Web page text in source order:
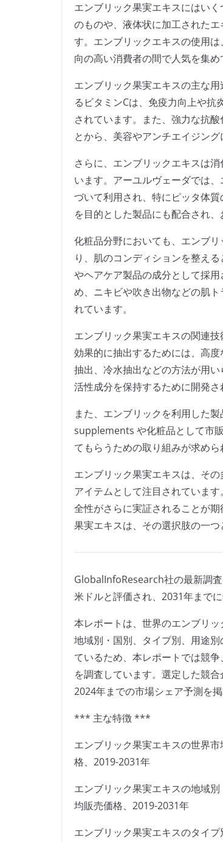
エンブリック果実エキスにはい
のものや、液体状に加工された
す。エンブリックエキスの使用
向の高い消費者の間で人気を集め
エンブリック果実エキスの主な
るビタミンCは、免疫力向上や抗
されています。また、強力な抗
とから、美容やアンチエイジン
さらに、エンブリックエキスは
います。アーユルヴェーダでは
づいて利用され、特にピッタ体
を目的とした製品にも配合され
化粧品分野においても、エンブ
り、肌のコンディションを整え
やヘアケア製品の成分として採
め、ニキビや吹き出物などの肌
れています。
エンブリック果実エキスの関連
効果的に抽出するためには、高
抽出、冷水抽出などの方法が用
活性成分を保持するために開発さ
また、エンブリックを利用した
supplements や化粧品として市
てもらうための取り組みが求めら
エンブリック果実エキスは、そ
アイテムとして注目されていま
全性がさらに実証されることが
果実エキスは、その選択肢の一つ
GlobalInfoResearch社の最新調
米ドルと評価され、2031年まで
本レポートは、世界のエンブリ
地域別・国別、タイプ別、用途
ているため、本レポートでは競
を調査しています。選定した競
2024年までの市場シェア予測を掲
*** 主な特徴 ***
エンブリック果実エキスの世界
格、2019-2031年
エンブリック果実エキスの地域
均販売価格、2019-2031年
エンブリック果実エキスのタイ